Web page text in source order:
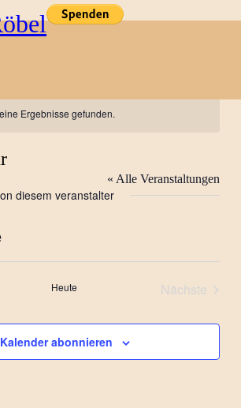
Ergebnisse gefunden.
« Alle Veranstaltungen
diesem veranstalter
Heute
Nächste
Kalender abonnieren